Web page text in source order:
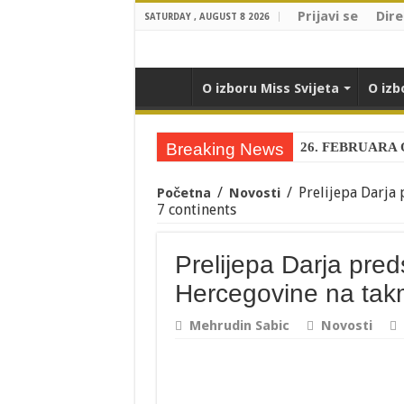
SATURDAY , AUGUST 8 2026 Prijavi se
O izboru Miss Svijeta O
Breaking News 26. FEBRUARA
Spektakl u
Miss Brčkog
Prelijepa
Početna / Novosti / Prelijepa Darja
7 continents
Prelijepa Darja
Hercegovine na
Mehrudin Sabic Novosti